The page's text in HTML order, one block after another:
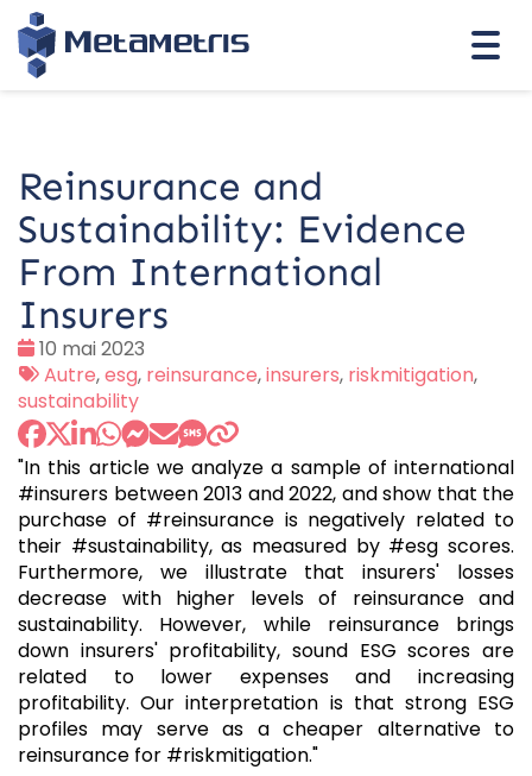
Reinsurance and
Sustainability: Evidence
From International
Insurers
Date
:
10 mai 2023
Tags
:
Autre,esg, reinsurance,insurers, riskmitigation,
sustainability
"In this article we analyze a sample of international
#insurers between 2013 and 2022, and show that the
purchase of #reinsurance is negatively related to
their #sustainability, as measured by #esg scores.
Furthermore, we illustrate that insurers' losses
decrease with higher levels of reinsurance and
sustainability. However, while reinsurance brings
down insurers' profitability, sound ESG scores are
related to lower expenses and increasing
profitability. Our interpretation is that strong ESG
profiles may serve as a cheaper alternative to
reinsurance for #riskmitigation."